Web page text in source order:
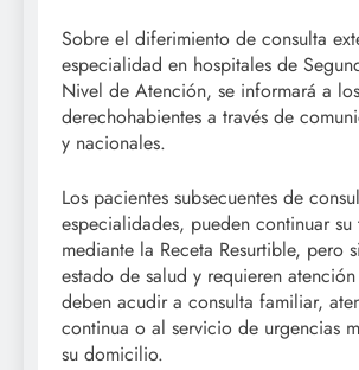
Sobre el diferimiento de consulta
especialidad en hospitales de
Nivel de Atención, se informará a los
derechohabientes a través de
y nacionales.
Los pacientes subsecuentes de
especialidades, pueden continuar su
mediante la Receta Resurtible, pero
estado de salud y requieren
deben acudir a consulta familiar,
continua o al servicio de urgencias
su domicilio.